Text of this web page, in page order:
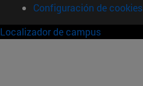
Configuración de cookies
Localizador de campus